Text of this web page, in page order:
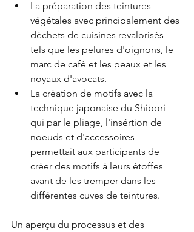
La préparation des teintures
végétales avec principalement des
déchets de cuisines revalorisés
tels que les pelures d'oignons, le
marc de café et les peaux et les
noyaux d'avocats.
La création de motifs avec la
technique japonaise du Shibori
qui par le pliage, l'insértion de
noeuds et d'accessoires
permettait aux participants de
créer des motifs à leurs étoffes
avant de les tremper dans les
différentes cuves de teintures.
Un aperçu du processus et des